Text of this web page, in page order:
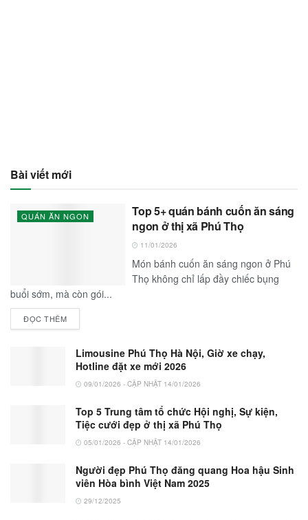
Bài viết mới
QUÁN ĂN NGON
Top 5+ quán bánh cuốn ăn sáng
ngon ở thị xã Phú Thọ
11/01/2026
Món bánh cuốn ăn sáng ngon ở Phú
Thọ không chỉ lấp đầy chiếc bụng
buổi sớm, mà còn gói...
ĐỌC THÊM
Limousine Phú Thọ Hà Nội, Giờ xe chạy,
Hotline đặt xe mới 2026
09/01/2026 - CẬP NHẬT 14/01/2026
Top 5 Trung tâm tổ chức Hội nghị, Sự kiện,
Tiệc cưới đẹp ở thị xã Phú Thọ
05/01/2026 - CẬP NHẬT 14/01/2026
Người đẹp Phú Thọ đăng quang Hoa hậu Sinh
viên Hòa bình Việt Nam 2025
29/12/2025